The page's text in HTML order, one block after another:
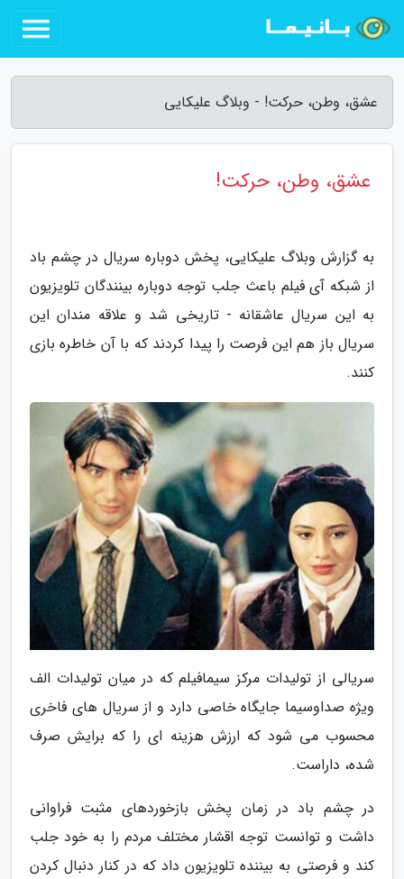
عشق، وطن، حرکت! - وبلاگ علیکایی
عشق، وطن، حرکت!
به گزارش وبلاگ علیکایی، پخش دوباره سریال در چشم باد
از شبکه آی فیلم باعث جلب توجه دوباره بینندگان تلویزیون
به این سریال عاشقانه - تاریخی شد و علاقه مندان این
سریال باز هم این فرصت را پیدا کردند که با آن خاطره بازی
کنند.
سریالی از تولیدات مرکز سیمافیلم که در میان تولیدات الف
ویژه صداوسیما جایگاه خاصی دارد و از سریال های فاخری
محسوب می شود که ارزش هزینه ای را که برایش صرف
شده، داراست.
در چشم باد در زمان پخش بازخوردهای مثبت فراوانی
داشت و توانست توجه اقشار مختلف مردم را به خود جلب
کند و فرصتی به بیننده تلویزیون داد که در کنار دنبال کردن